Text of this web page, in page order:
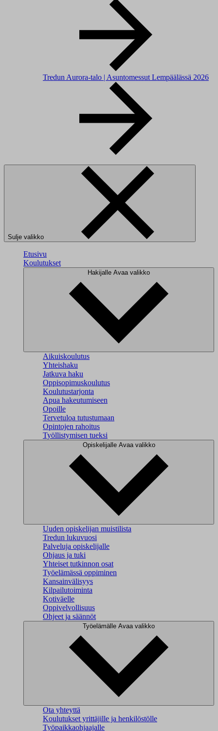
Tredun Aurora-talo | Asuntomessut Lempäälässä 2026
Sulje valikko
Etusivu
Koulutukset
Hakijalle Avaa valikko
Aikuiskoulutus
Yhteishaku
Jatkuva haku
Oppisopimuskoulutus
Koulutustarjonta
Apua hakeutumiseen
Opoille
Tervetuloa tutustumaan
Opintojen rahoitus
Työllistymisen tueksi
Opiskelijalle Avaa valikko
Uuden opiskelijan muistilista
Tredun lukuvuosi
Palveluja opiskelijalle
Ohjaus ja tuki
Yhteiset tutkinnon osat
Työelämässä oppiminen
Kansainvälisyys
Kilpailutoiminta
Kotiväelle
Oppivelvollisuus
Ohjeet ja säännöt
Työelämälle Avaa valikko
Ota yhteyttä
Koulutukset yrittäjille ja henkilöstölle
Työpaikkaohjaajalle